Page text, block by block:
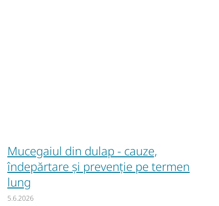
Mucegaiul din dulap - cauze,
îndepărtare și prevenție pe termen
lung
5.6.2026